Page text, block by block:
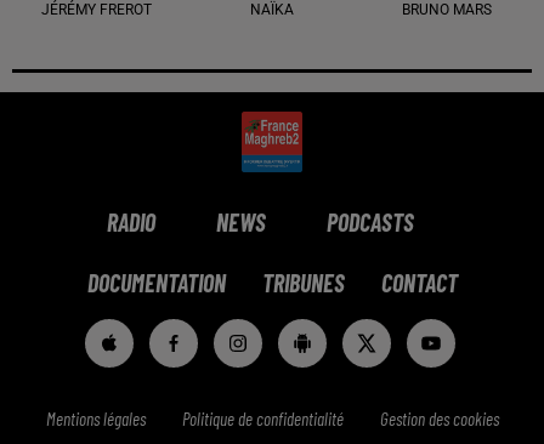
JÉRÉMY FREROT NAÏKA BRUNO MARS
RADIO NEWS PODCASTS
DOCUMENTATION TRIBUNES CONTACT
Mentions légales Politique de confidentialité Gestion des cookies